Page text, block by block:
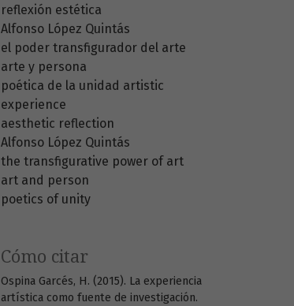
reflexión estética
Alfonso López Quintás
el poder transfigurador del arte
arte y persona
poética de la unidad artistic
experience
aesthetic reflection
Alfonso López Quintás
the transfigurative power of art
art and person
poetics of unity
Cómo citar
Ospina Garcés, H. (2015). La experiencia
artística como fuente de investigación.